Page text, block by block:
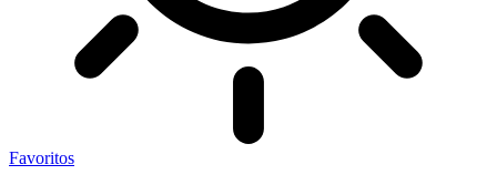
Favoritos